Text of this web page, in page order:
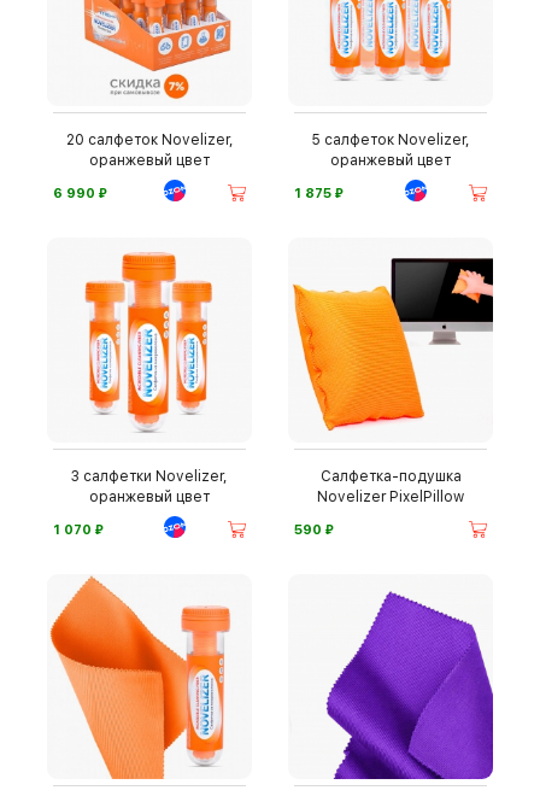
20 салфеток Novelizer,
оранжевый цвет
6 990 ⃏
5 салфеток Novelizer,
оранжевый цвет
1 875 ⃏
3 салфетки Novelizer,
оранжевый цвет
1 070 ⃏
Салфетка-подушка
Novelizer PixelPillow
590 ⃏